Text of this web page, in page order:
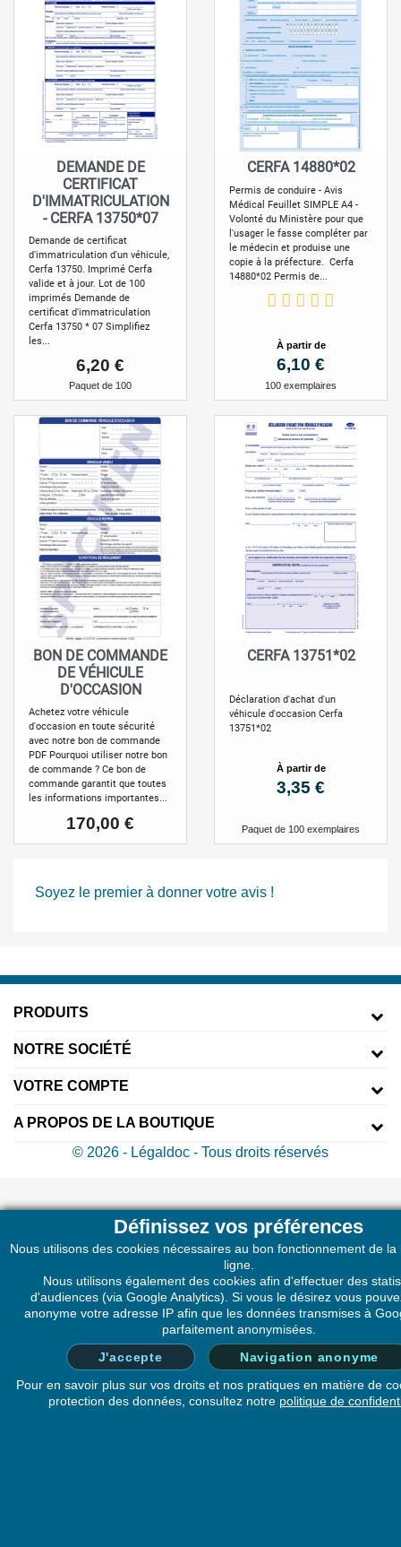
DEMANDE DE
CERTIFICAT
D'IMMATRICULATION
- CERFA 13750*07
Demande de certificat
d'immatriculation d'un véhicule,
Cerfa 13750. Imprimé Cerfa
valide et à jour. Lot de 100
imprimés Demande de
certificat d'immatriculation
Cerfa 13750 * 07 Simplifiez
les...
Prix
6,20 €
Paquet de 100
CERFA 14880*02
Permis de conduire - Avis
Médical Feuillet SIMPLE A4 -
Volonté du Ministère pour que
l'usager le fasse compléter par
le médecin et produise une
copie à la préfecture. Cerfa
14880*02 Permis de...
à partir de
Prix
6,10 €
100 exemplaires
BON DE COMMANDE
DE VÉHICULE
D'OCCASION
Achetez votre véhicule
d'occasion en toute sécurité
avec notre bon de commande
PDF Pourquoi utiliser notre bon
de commande ? Ce bon de
commande garantit que toutes
les informations importantes...
Prix
170,00 €
CERFA 13751*02
Déclaration d'achat d'un
véhicule d'occasion Cerfa
13751*02
à partir de
Prix
3,35 €
Paquet de 100 exemplaires
Soyez le premier à donner votre avis !
PRODUITS
NOTRE SOCIÉTÉ
VOTRE COMPTE
A PROPOS DE LA BOUTIQUE
Définissez vos préférences
Nous utilisons des cookies nécessaires au bon fonctionnement de la
ligne.
Nous utilisons également des cookies afin d'effectuer des
d'audiences (via Google Analytics). Si vous le désirez vous
anonyme votre adresse IP afin que les données transmises à
parfaitement anonymisées.
J'accepte
Navigation anonyme
Pour en savoir plus sur vos droits et nos pratiques en matière de
protection des données, consultez notre politique de
© 2026 - Légaldoc - Tous droits réservés